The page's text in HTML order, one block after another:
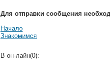
Для отправки сообщения
Начало
Знакомимся
В он-лайн(0):